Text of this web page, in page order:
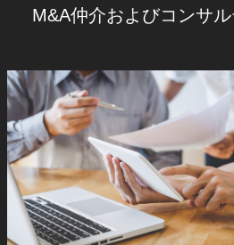
M&A仲介およびコンサ